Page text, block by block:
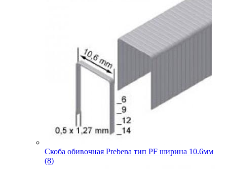
Скоба обивочная Prebena тип PF ширина 10.6мм
(8)